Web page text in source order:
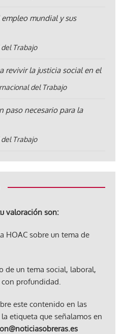
mundial y sus
Trabajo
revivir la justicia social en el
del Trabajo
paso necesario para la
Trabajo
valoración son:
HOAC sobre un tema de
de un tema social, laboral,
profundidad.
este contenido en las
etiqueta que señalamos en